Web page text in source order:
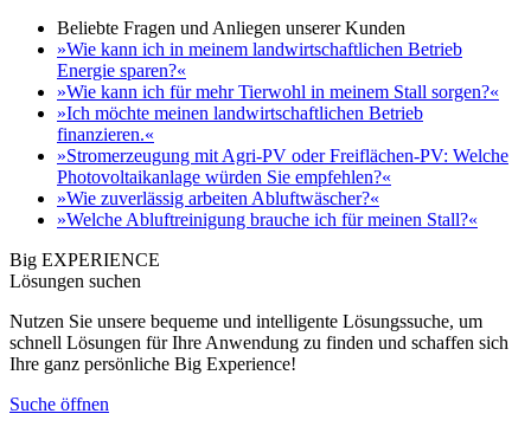
Beliebte Fragen und Anliegen unserer Kunden
»Wie kann ich in meinem landwirtschaftlichen Betrieb
Energie sparen?«
»Wie kann ich für mehr Tierwohl in meinem Stall sorgen?«
»Ich möchte meinen landwirtschaftlichen Betrieb
finanzieren.«
»Stromerzeugung mit Agri-PV oder Freiflächen-PV: Welche
Photovoltaikanlage würden Sie empfehlen?«
»Wie zuverlässig arbeiten Abluftwäscher?«
»Welche Abluftreinigung brauche ich für meinen Stall?«
Big EXPERIENCE
Lösungen suchen
Nutzen Sie unsere bequeme und intelligente Lösungssuche, um
schnell Lösungen für Ihre Anwendung zu finden und schaffen sich
Ihre ganz persönliche Big Experience!
Suche öffnen